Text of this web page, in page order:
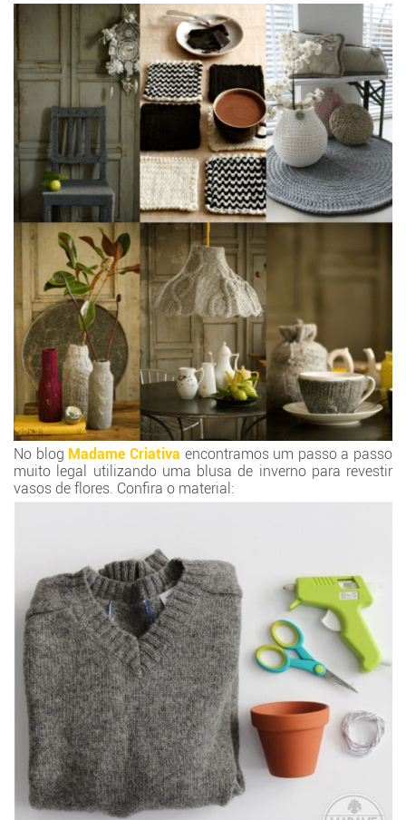
No blog Madame Criativa encontramos um passo a passo
muito legal utilizando uma blusa de inverno para revestir
vasos de flores. Confira o material: